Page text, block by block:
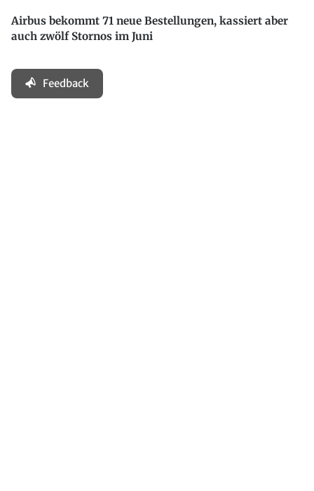
Airbus bekommt 71 neue Bestellungen, kassiert aber
auch zwölf Stornos im Juni
Feedback